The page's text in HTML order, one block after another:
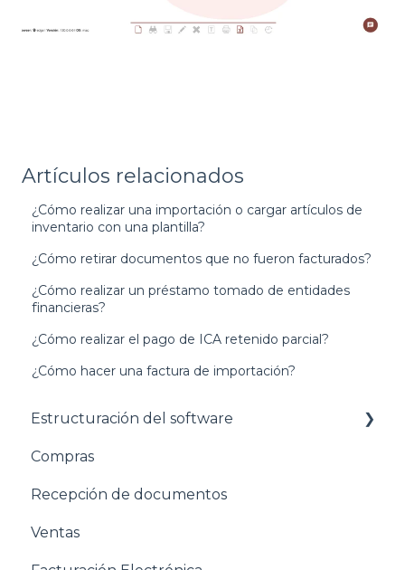
Artículos relacionados
¿Cómo realizar una importación o cargar artículos de
inventario con una plantilla?
¿Cómo retirar documentos que no fueron facturados?
¿Cómo realizar un préstamo tomado de entidades
financieras?
¿Cómo realizar el pago de ICA retenido parcial?
¿Cómo hacer una factura de importación?
Estructuración del software
Pasos para configurar tu empresa
Estructuración General
Estructuración Contabilidad
Compras
Recepción de documentos
Ventas